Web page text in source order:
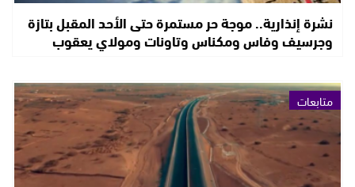
نشرة إنذارية.. موجة حر مستمرة حتى الأحد المقبل بتازة
وجرسيف وفاس ومكناس وتاونات ومولاي يعقوب
متابعات